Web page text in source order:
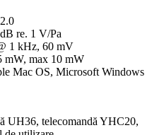
re. 1 V/Pa
1 kHz, 60 mV
mW, max 10 mW
Mac OS, Microsoft Windows
UH36, telecomandă YHC20,